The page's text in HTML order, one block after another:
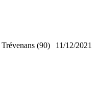
Trévenans (90) 11/12/2021